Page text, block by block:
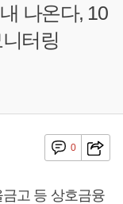
나온다, 10
터링
0
고 등 상호금융